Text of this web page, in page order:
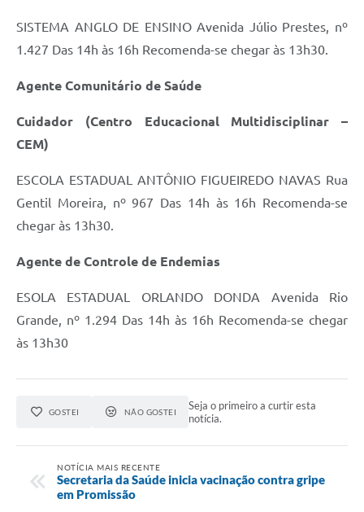
SISTEMA ANGLO DE ENSINO Avenida Júlio Prestes, nº
1.427 Das 14h às 16h Recomenda-se chegar às 13h30.
Agente Comunitário de Saúde
Cuidador (Centro Educacional Multidisciplinar –
CEM)
ESCOLA ESTADUAL ANTÔNIO FIGUEIREDO NAVAS Rua
Gentil Moreira, nº 967 Das 14h às 16h Recomenda-se
chegar às 13h30.
Agente de Controle de Endemias
ESOLA ESTADUAL ORLANDO DONDA Avenida Rio
Grande, nº 1.294 Das 14h às 16h Recomenda-se chegar
às 13h30
GOSTEI NÃO GOSTEI
Seja o primeiro a curtir esta
notícia.
NOTÍCIA MAIS RECENTE
Secretaria da Saúde inicia vacinação contra gripe
em Promissão